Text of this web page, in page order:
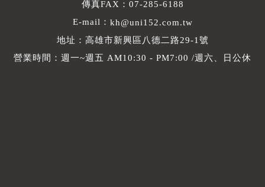
傳真FAX：07-285-6188
E-mail： kh@uni152.com.tw
地址：高雄市新興區八德二路29-1號
營業時間：週一~週五 AM10:30 - PM7:00 /週六、日公休